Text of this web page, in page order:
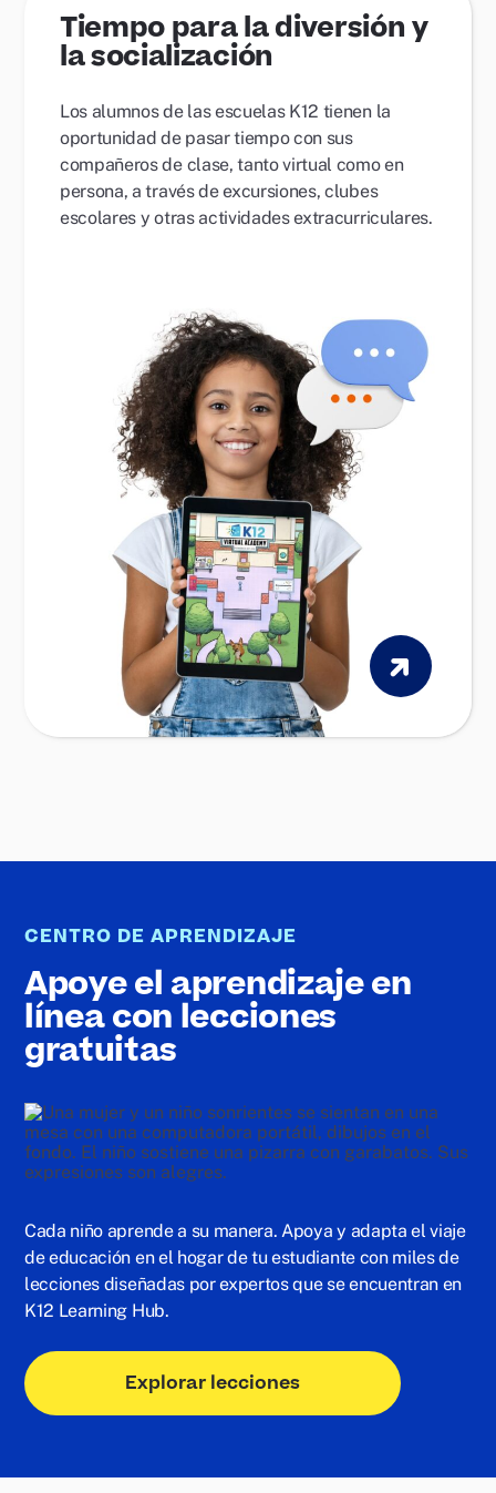
Tiempo para la diversión y
la socialización
Los alumnos de las escuelas K12 tienen la
oportunidad de pasar tiempo con sus
compañeros de clase, tanto virtual como en
persona, a través de excursiones, clubes
escolares y otras actividades extracurriculares.
CENTRO DE APRENDIZAJE
Apoye el aprendizaje en
línea con lecciones
gratuitas
Cada niño aprende a su manera. Apoya y adapta el viaje
de educación en el hogar de tu estudiante con miles de
lecciones diseñadas por expertos que se encuentran en
K12 Learning Hub.
Explorar lecciones